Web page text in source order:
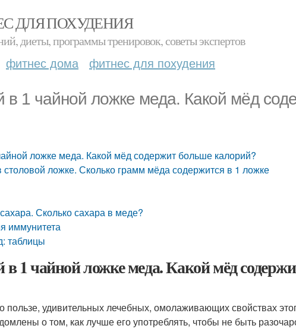
ДЛЯ ПОХУДЕНИЯ
диеты, программы тренировок, советы экспертов
фитнес дома фитнес для похудения
в 1 чайной ложке меда. Какой мёд
ложке меда. Какой мёд содержит больше калорий?
ложке. Сколько грамм мёда содержится в 1 ложке
Сколько сахара в меде?
иммунитета
таблицы
1 чайной ложке меда. Какой мёд
удивительных лечебных, омолаживающих свойствах
о том, как лучше его употреблять, чтобы не быть